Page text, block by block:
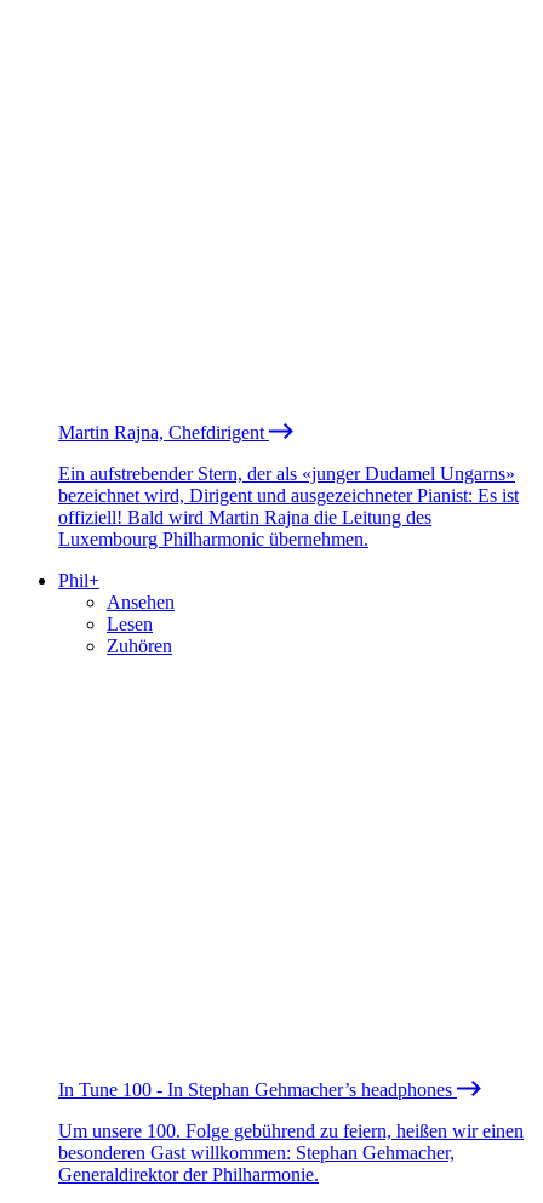
Martin Rajna, Chefdirigent
Ein aufstrebender Stern, der als «junger Dudamel Ungarns»
bezeichnet wird, Dirigent und ausgezeichneter Pianist: Es ist
offiziell! Bald wird Martin Rajna die Leitung des
Luxembourg Philharmonic übernehmen.
Phil+
Ansehen
Lesen
Zuhören
In Tune 100 - In Stephan Gehmacher’s headphones
Um unsere 100. Folge gebührend zu feiern, heißen wir einen
besonderen Gast willkommen: Stephan Gehmacher,
Generaldirektor der Philharmonie.